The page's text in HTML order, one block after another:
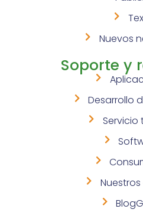
Nuevos
Soporte y
Desarrollo